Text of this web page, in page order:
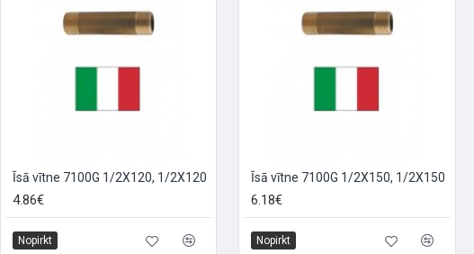
Īsā vītne 7100G 1/2X120, 1/2X120
4.86€
Nopirkt
Īsā vītne 7100G 1/2X150, 1/2X150
6.18€
Nopirkt